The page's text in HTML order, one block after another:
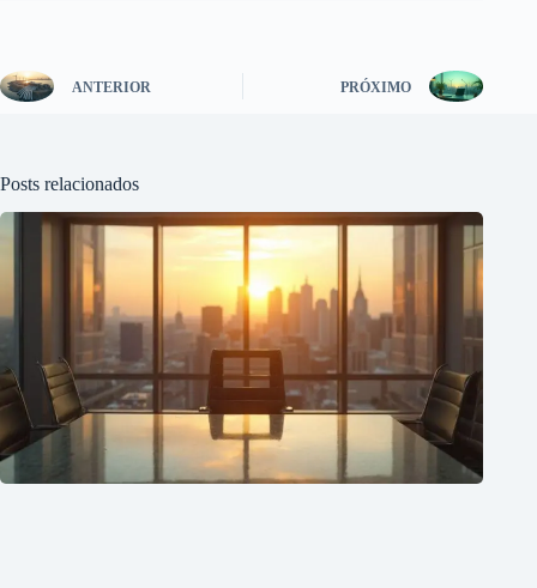
ANTERIOR PRÓXIMO
Posts relacionados